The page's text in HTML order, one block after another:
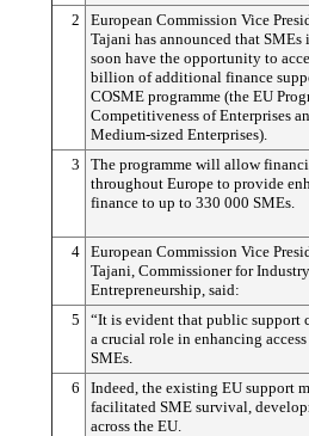
2
European Commission Vice
Tajani has announced that
soon have the opportunity to
billion of additional finance
COSME programme (the EU
Competitiveness of Enterprises
Medium-sized Enterprises).
3
The programme will allow
throughout Europe to provide
finance to up to 330 000 SMEs.
4
European Commission Vice
Tajani, Commissioner for
Entrepreneurship, said:
5
“It is evident that public support
a crucial role in enhancing
SMEs.
6
Indeed, the existing EU support
facilitated SME survival,
across the EU.